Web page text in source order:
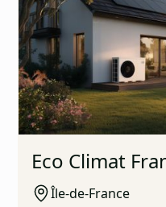
Eco Climat
Île-de-France